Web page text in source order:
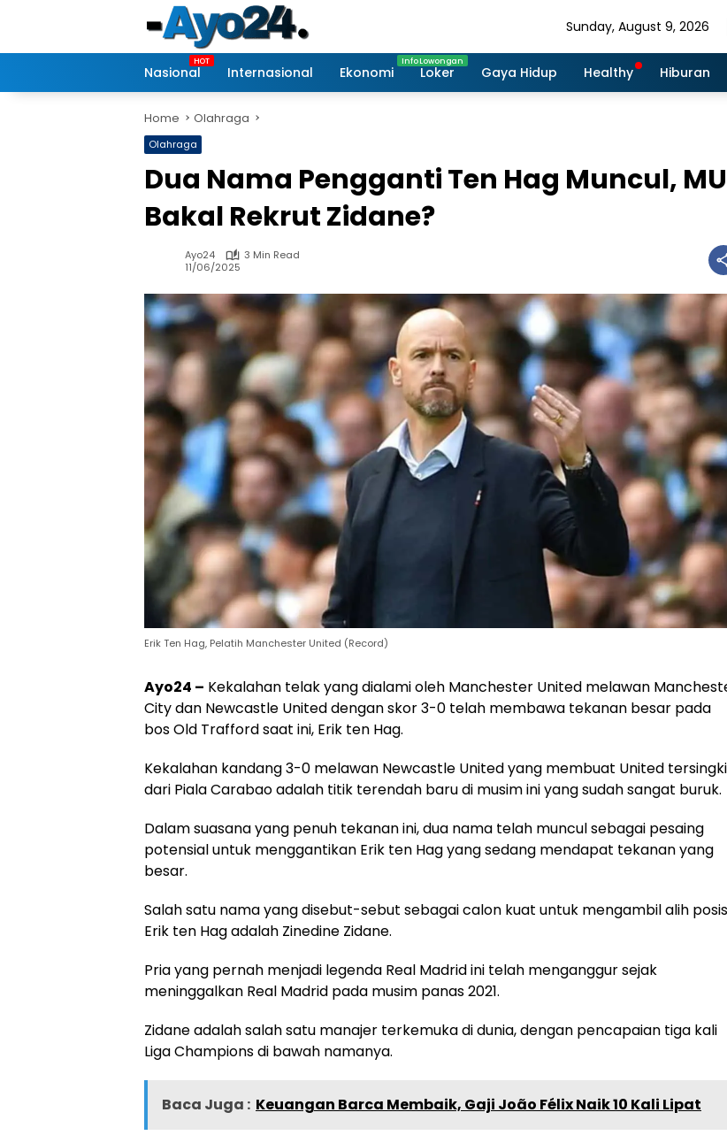
Sunday, August 9, 2026
Nasional Internasional Ekonomi Loker Gaya Hidup Healthy Hiburan
Home Olahraga
Olahraga
Dua Nama Pengganti Ten Hag Muncul, MU
Bakal Rekrut Zidane?
Ayo24
3 Min Read
11/06/2025
Erik Ten Hag, Pelatih Manchester United (Record)
Ayo24 – Kekalahan telak yang dialami oleh Manchester United melawan
City dan Newcastle United dengan skor 3-0 telah membawa tekanan besar pada
bos Old Trafford saat ini, Erik ten Hag.
Kekalahan kandang 3-0 melawan Newcastle United yang membuat United
dari Piala Carabao adalah titik terendah baru di musim ini yang sudah sangat buruk.
Dalam suasana yang penuh tekanan ini, dua nama telah muncul sebagai pesaing
potensial untuk menggantikan Erik ten Hag yang sedang mendapat tekanan yang
besar.
Salah satu nama yang disebut-sebut sebagai calon kuat untuk mengambil alih
Erik ten Hag adalah Zinedine Zidane.
Pria yang pernah menjadi legenda Real Madrid ini telah menganggur sejak
meninggalkan Real Madrid pada musim panas 2021.
Zidane adalah salah satu manajer terkemuka di dunia, dengan pencapaian tiga kali
Liga Champions di bawah namanya.
Baca Juga : Keuangan Barca Membaik, Gaji João Félix Naik 10 Kali Lipat